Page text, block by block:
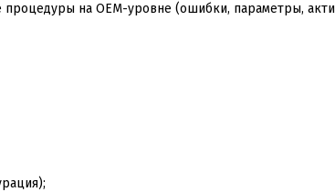
на OEM-уровне (ошибки, параметры,